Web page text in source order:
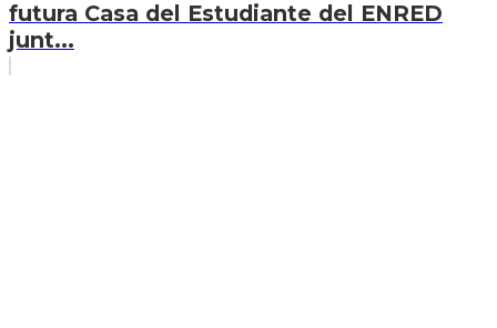
futura Casa del Estudiante del ENRED
junt...